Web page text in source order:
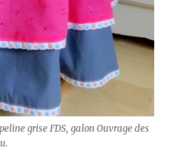
grise FDS, galon Ouvrage des